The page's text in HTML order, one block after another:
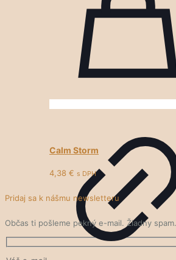
Calm Storm
4,38 € s DPH
Pridaj sa k nášmu newsletteru
Občas ti pošleme pekný e-mail. Žiadny spam.